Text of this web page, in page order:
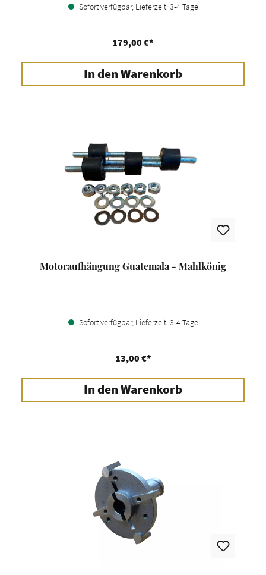
Sofort verfügbar, Lieferzeit: 3-4 Tage
179,00 €*
In den Warenkorb
Motoraufhängung Guatemala - Mahlkönig
Sofort verfügbar, Lieferzeit: 3-4 Tage
13,00 €*
In den Warenkorb